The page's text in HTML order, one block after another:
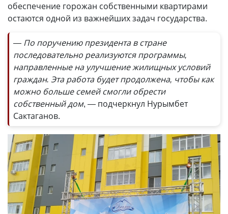
обеспечение горожан собственными квартирами
остаются одной из важнейших задач государства.
— По поручению президента в стране
последовательно реализуются программы,
направленные на улучшение жилищных условий
граждан. Эта работа будет продолжена, чтобы как
можно больше семей смогли обрести
собственный дом, — подчеркнул Нурымбет
Сактаганов.